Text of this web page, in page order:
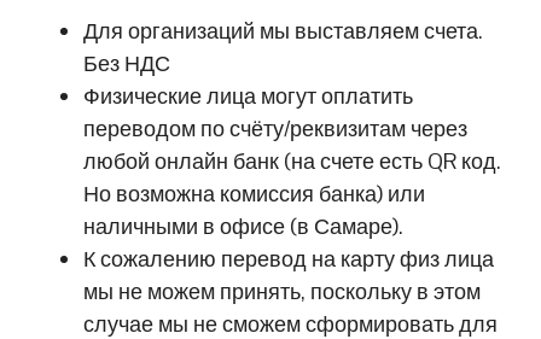
Для организаций мы выставляем счета.
Без НДС
Физические лица могут оплатить
переводом по счёту/реквизитам через
любой онлайн банк (на счете есть QR код.
Но возможна комиссия банка) или
наличными в офисе (в Самаре).
К сожалению перевод на карту физ лица
мы не можем принять, поскольку в этом
случае мы не сможем сформировать для